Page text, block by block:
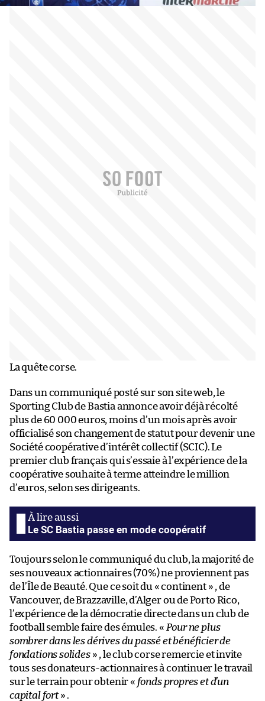
La quête corse.
Dans un communiqué posté sur son site web, le
Sporting Club de Bastia annonce avoir déjà récolté
plus de 60 000 euros, moins d’un mois après avoir
officialisé son changement de statut pour devenir une
Société coopérative d’intérêt collectif (SCIC). Le
premier club français qui s’essaie à l’expérience de la
coopérative souhaite à terme atteindre le million
d’euros, selon ses dirigeants.
Le SC Bastia passe en mode coopératif
Toujours selon le communiqué du club, la majorité de
ses nouveaux actionnaires (70%) ne proviennent pas
de l’Île de Beauté. Que ce soit du « continent » , de
Vancouver, de Brazzaville, d’Alger ou de Porto Rico,
l’expérience de la démocratie directe dans un club de
football semble faire des émules. « Pour ne plus
sombrer dans les dérives du passé et bénéficier de
fondations solides» , le club corse remercie et invite
tous ses donateurs-actionnaires à continuer le travail
sur le terrain pour obtenir « fonds propres et d’un
capital fort» .